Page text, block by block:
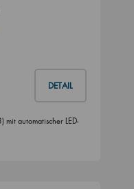
DETAIL
automatischer LED-